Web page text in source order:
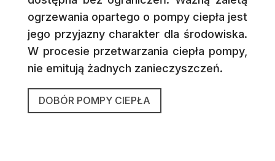
ogrzewania opartego o pompy ciepła jest
jego przyjazny charakter dla środowiska.
W procesie przetwarzania ciepła pompy,
nie emitują żadnych zanieczyszczeń.
DOBÓR POMPY CIEPŁA